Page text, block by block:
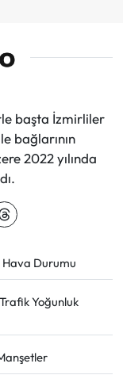
başta İzmirliler
bağlarının
2022 yılında
Hava Durumu
Yoğunluk